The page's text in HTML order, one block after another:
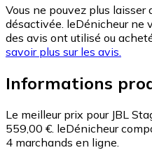
Vous ne pouvez plus
désactivée. leDénicheur ne
des avis ont utilisé ou
savoir plus sur les avis.
Informations
Le meilleur prix pour JBL
559,00 €. leDénicheur
4 marchands en ligne.